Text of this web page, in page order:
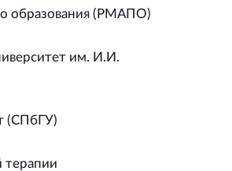
образования (РМАПО)
им. И.И.
(СПбГУ)
терапии